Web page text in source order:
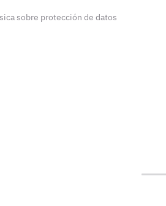
sobre protección de datos